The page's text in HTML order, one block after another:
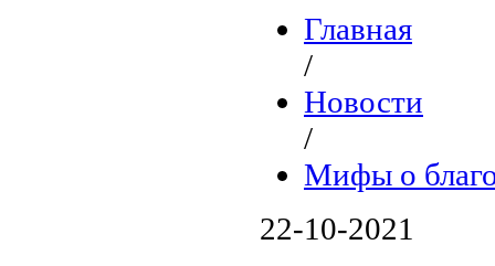
Главная
/
Новости
/
Мифы о
22-10-2021